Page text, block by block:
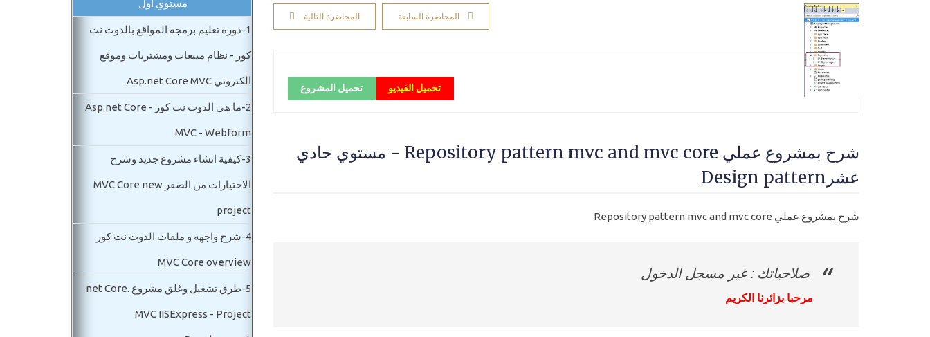
المحاضرة السابقة المحاضرة التالية
تحميل المشروع تحميل الفيديو
شرح بمشروع عملي Repository pattern mvc and mvc core - مستوي حادي
عشرDesign pattern
شرح بمشروع عملي Repository pattern mvc and mvc core
صلاحياتك : غير مسجل الدخول
مرحبا بزائرنا الكريم
مستوي اول
1- دورة تعليم برمجة المواقع بالدوت نت
كور - نظام مبيعات ومشتريات وموقع
الكتروني Asp.net Core MVC
2- ما هي الدوت نت كور Asp.net Core -
MVC - Webform
3- كيفية انشاء مشروع جديد وشرح
الاختيارات من الصفر MVC Core new
project
4- شرح واجهة و ملفات الدوت نت كور
MVC Core overview
5- طرق تشغيل وغلق مشروع .net Core
MVC IISExpress - Project